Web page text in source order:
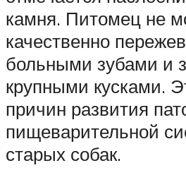
камня. Питомец не
качественно
больными зубами и
крупными кусками.
причин развития
пищеварительной
старых собак.